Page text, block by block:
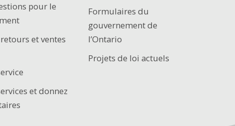
pour le
et ventes
et donnez
Formulaires du
gouvernement de
l’Ontario
Projets de loi actuels